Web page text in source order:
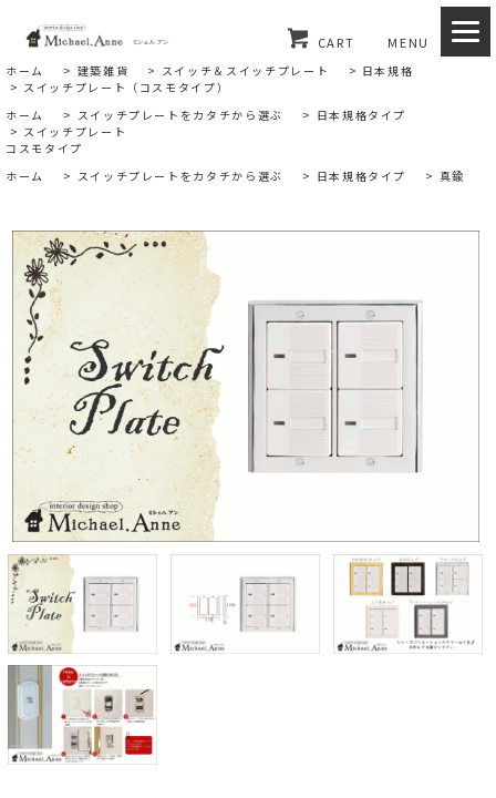
CART MENU
ホーム > 建築雑貨 > スイッチ＆スイッチプレート > 日本規格
> スイッチプレート（コスモタイプ）
ホーム
> スイッチプレートをカタチから選ぶ > 日本規格タイプ
> スイッチプレート
コスモタイプ
ホーム
> スイッチプレートをカタチから選ぶ > 日本規格タイプ > 真鍮